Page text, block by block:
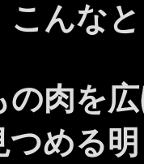
こんな
肉を
める